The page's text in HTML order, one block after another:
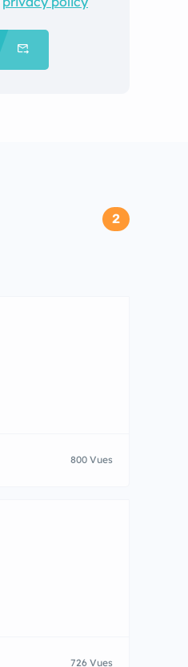
2
800 Vues
726 Vues